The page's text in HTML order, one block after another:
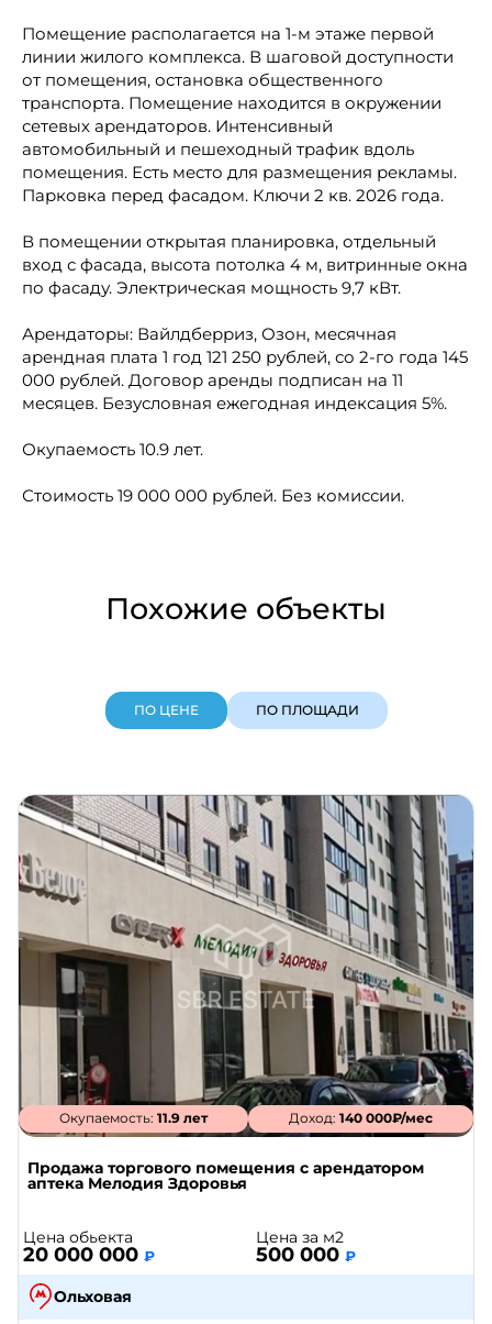
Помещение располагается на 1-м этаже первой
линии жилого комплекса. В шаговой доступности
от помещения, остановка общественного
транспорта. Помещение находится в окружении
сетевых арендаторов. Интенсивный
автомобильный и пешеходный трафик вдоль
помещения. Есть место для размещения рекламы.
Парковка перед фасадом. Ключи 2 кв. 2026 года.
В помещении открытая планировка, отдельный
вход с фасада, высота потолка 4 м, витринные окна
по фасаду. Электрическая мощность 9,7 кВт.
Арендаторы: Вайлдберриз, Озон, месячная
арендная плата 1 год 121 250 рублей, со 2-го года 145
000 рублей. Договор аренды подписан на 11
месяцев. Безусловная ежегодная индексация 5%.
Окупаемость 10.9 лет.
Стоимость 19 000 000 рублей. Без комиссии.
Похожие объекты
ПО ЦЕНЕ ПО ПЛОЩАДИ
Окупаемость: 11.9 лет Доход:140 000₽/мес
Продажа торгового помещения с арендатором
аптека Мелодия Здоровья
Цена обьекта
20 000 000 ₽
Цена за м2
500 000 ₽
Ольховая